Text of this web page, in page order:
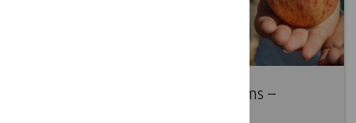
Kokybiškų produktų gamintojams –